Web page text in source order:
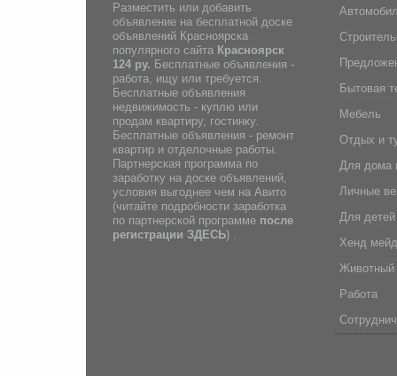
Разместить или добавить
объявление на бесплатной доске
объявлений Красноярска
популярного сайта Красноярск
124 ру. Бесплатные объявления -
работа, ищу или требуется.
Бесплатные объявления
недвижимость - куплю или
продам квартиру, гостинку.
Бесплатные объявления - ремонт
квартир и отделочные работы.
Партнерская программа по
заработку на доске объявлений,
условия выгоднее чем на Авито
(читайте подробности заработка
по партнерской программе после
регистрации ЗДЕСЬ) .
Бытовая
Мебель
Отдых и
Для дома
Личные
Для детей
Хенд мейд
Животный
Работа